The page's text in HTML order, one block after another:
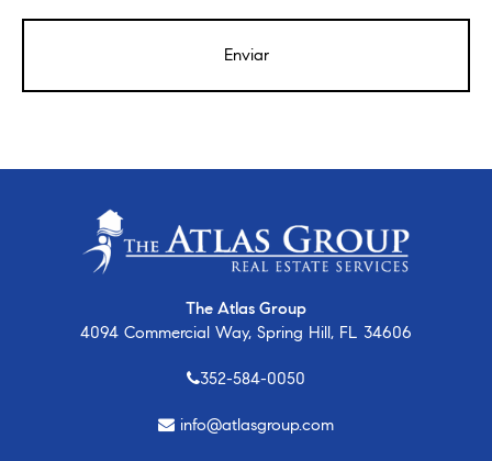
CAPTCHA
The Atlas Group
4094 Commercial Way, Spring Hill, FL 34606
352-584-0050
info@atlasgroup.com